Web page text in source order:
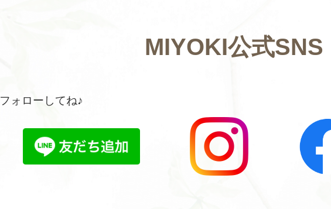
MIYOKI公式SNS
フォローしてね♪